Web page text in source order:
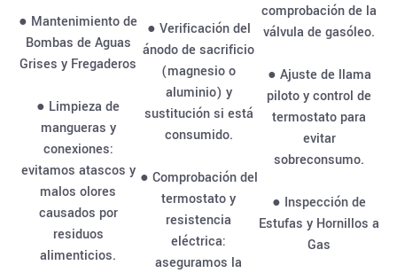
● Mantenimiento de
Bombas de Aguas
Grises y Fregaderos
● Limpieza de
mangueras y
conexiones:
evitamos atascos y
malos olores
causados por
residuos
alimenticios.
● Verificación del
ánodo de sacrificio
(magnesio o
aluminio) y
sustitución si está
consumido.
● Comprobación del
termostato y
resistencia
eléctrica:
aseguramos la
comprobación de la
válvula de gasóleo.
● Ajuste de llama
piloto y control de
termostato para
evitar
sobreconsumo.
● Inspección de
Estufas y Hornillos a
Gas